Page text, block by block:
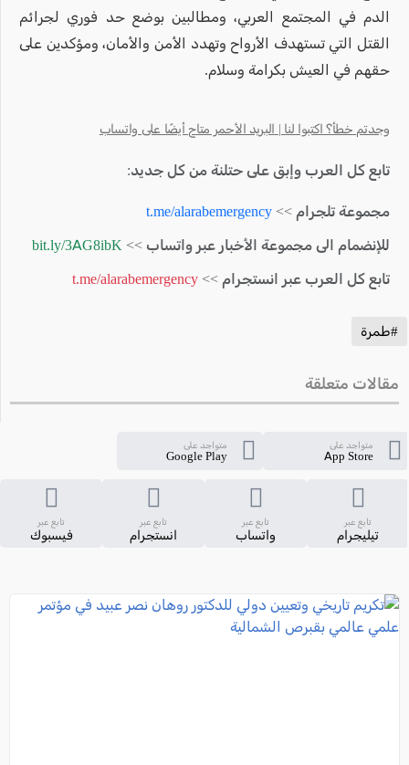
الدم في المجتمع العربي، ومطالبين بوضع حد فوري لجرائم
القتل التي تستهدف الأرواح وتهدد الأمن والأمان، ومؤكدين على
حقهم في العيش بكرامة وسلام.
وجدتم خطأ؟ اكتبوا لنا | البريد الأحمر متاح أيضًا على واتساب
تابع كل العرب وإبق على حتلنة من كل جديد:
مجموعة تلجرام >> t.me/alarabemergency
للإنضمام الى مجموعة الأخبار عبر واتساب >> bit.ly/3AG8ibK
تابع كل العرب عبر انستجرام >> t.me/alarabemergency
#طمرة
مقالات متعلقة
متواجد على
App Store
متواجد على
Google Play
تابع عبر
تيليجرام
تابع عبر
واتساب
تابع عبر
انستجرام
تابع عبر
فيسبوك